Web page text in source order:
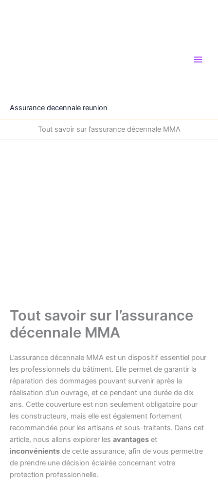
Assurance decennale reunion
Tout savoir sur l’assurance décennale MMA
Tout savoir sur l’assurance
décennale MMA
L’assurance décennale MMA est un dispositif essentiel pour
les professionnels du bâtiment. Elle permet de garantir la
réparation des dommages pouvant survenir après la
réalisation d’un ouvrage, et ce pendant une durée de dix
ans. Cette couverture est non seulement obligatoire pour
les constructeurs, mais elle est également fortement
recommandée pour les artisans et sous-traitants. Dans cet
article, nous allons explorer les avantages et
inconvénients de cette assurance, afin de vous permettre
de prendre une décision éclairée concernant votre
protection professionnelle.